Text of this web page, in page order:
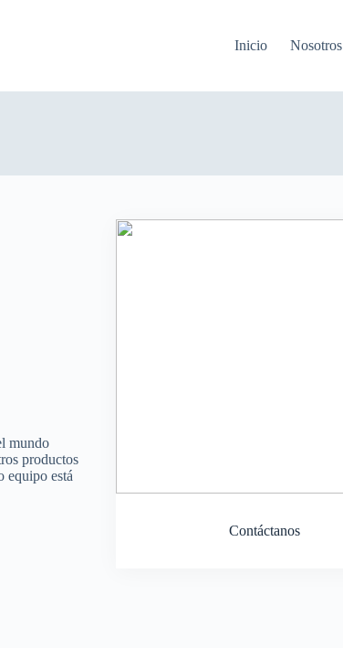
Inicio Nosotros
mundo
productos
equipo está
Contáctanos